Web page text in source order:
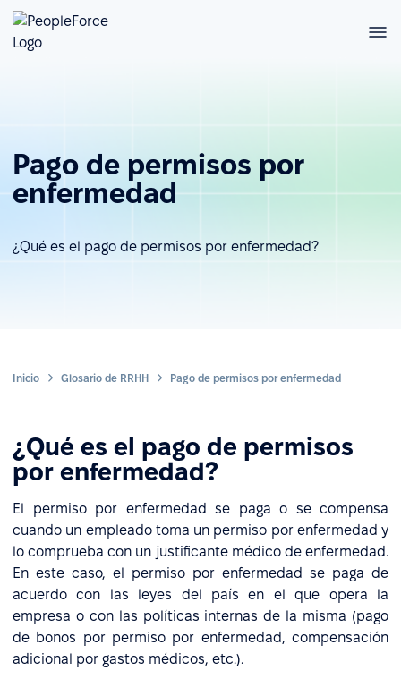
Pago de permisos por
enfermedad
¿Qué es el pago de permisos por enfermedad?
Inicio Glosario de RRHH Pago de permisos por enfermedad
¿Qué es el pago de permisos
por enfermedad?
El permiso por enfermedad se paga o se compensa
cuando un empleado toma un permiso por enfermedad y
lo comprueba con un justificante médico de enfermedad.
En este caso, el permiso por enfermedad se paga de
acuerdo con las leyes del país en el que opera la
empresa o con las políticas internas de la misma (pago
de bonos por permiso por enfermedad, compensación
adicional por gastos médicos, etc.).